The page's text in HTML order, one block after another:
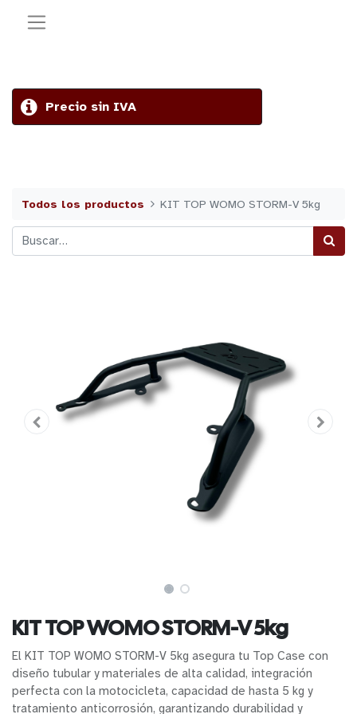
Precio sin IVA
Todos los productos KIT TOP WOMO STORM-V 5kg
KIT TOP WOMO STORM-V 5kg
El KIT TOP WOMO STORM-V 5kg asegura tu Top Case con
diseño tubular y materiales de alta calidad, integración
perfecta con la motocicleta, capacidad de hasta 5 kg y
tratamiento anticorrosión, garantizando durabilidad y